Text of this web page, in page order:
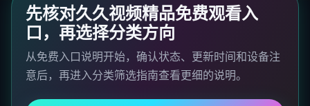
先核对久久视频精品免费观看入
口，再选择分类方向
从免费入口说明开始，确认状态、更新时间和设备注
意后，再进入分类筛选指南查看更细的说明。